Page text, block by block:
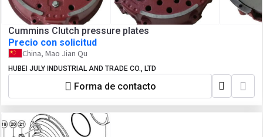
Cummins Clutch pressure plates
Precio con solicitud
China, Mao Jian Qu
HUBEI JULY INDUSTRIAL AND TRADE CO., LTD
Forma de contacto